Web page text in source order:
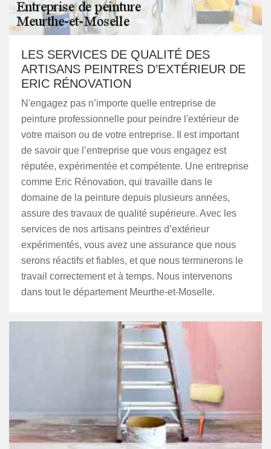
LES SERVICES DE QUALITÉ DES
ARTISANS PEINTRES D’EXTÉRIEUR DE
ERIC RÉNOVATION
N'engagez pas n’importe quelle entreprise de
peinture professionnelle pour peindre l'extérieur de
votre maison ou de votre entreprise. Il est important
de savoir que l’entreprise que vous engagez est
réputée, expérimentée et compétente. Une entreprise
comme Eric Rénovation, qui travaille dans le
domaine de la peinture depuis plusieurs années,
assure des travaux de qualité supérieure. Avec les
services de nos artisans peintres d’extérieur
expérimentés, vous avez une assurance que nous
serons réactifs et fiables, et que nous terminerons le
travail correctement et à temps. Nous intervenons
dans tout le département Meurthe-et-Moselle.